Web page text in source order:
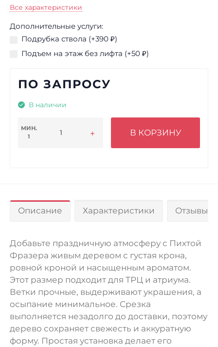
Все характеристики
Дополнительные услуги:
Подрубка ствола (+390 ₽)
Подъем на этаж без лифта (+50 ₽)
ПО ЗАПРОСУ
В наличии
МИН.
1
В КОРЗИНУ
Описание Характеристики Отзывы 0
Добавьте праздничную атмосферу с Пихтой
Фразера живым деревом с густая крона,
ровной кроной и насыщенным ароматом.
Этот размер подходит для ТРЦ и атриума.
Ветки прочные, выдерживают украшения, а
осыпание минимальное. Срезка
выполняется незадолго до доставки, поэтому
дерево сохраняет свежесть и аккуратную
форму. Простая установка делает его